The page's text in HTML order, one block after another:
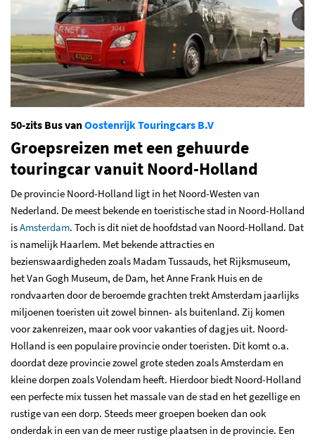
50-zits Bus vanOostenrijk Touringcars B.V
Groepsreizen met een gehuurde
touringcar vanuit Noord-Holland
De provincie Noord-Holland ligt in het Noord-Westen van
Nederland. De meest bekende en toeristische stad in Noord-Holland
isAmsterdam. Toch is dit niet de hoofdstad van Noord-Holland. Dat
is namelijk Haarlem. Met bekende attracties en
bezienswaardigheden zoals Madam Tussauds, het Rijksmuseum,
het Van Gogh Museum, de Dam, het Anne Frank Huis en de
rondvaarten door de beroemde grachten trekt Amsterdam jaarlijks
miljoenen toeristen uit zowel binnen- als buitenland. Zij komen
voor zakenreizen, maar ook voor vakanties of dagjes uit. Noord-
Holland is een populaire provincie onder toeristen. Dit komt o.a.
doordat deze provincie zowel grote steden zoals Amsterdam en
kleine dorpen zoals Volendam heeft. Hierdoor biedt Noord-Holland
een perfecte mix tussen het massale van de stad en het gezellige en
rustige van een dorp. Steeds meer groepen boeken dan ook
onderdak in een van de meer rustige plaatsen in de provincie. Een